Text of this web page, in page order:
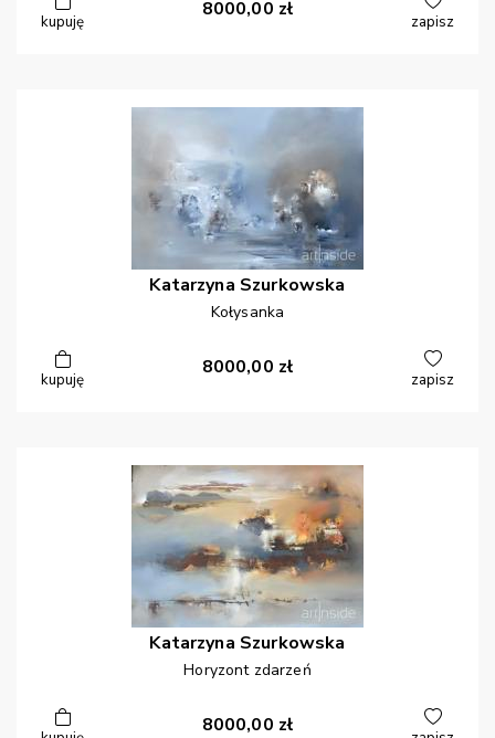
kupuję
8000,00 zł
zapisz
Katarzyna Szurkowska
Kołysanka
kupuję
8000,00 zł
zapisz
Katarzyna Szurkowska
Horyzont zdarzeń
8000,00 zł